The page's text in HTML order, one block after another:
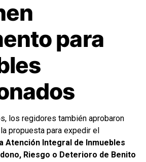
para
los regidores también aprobaron
propuesta para expedir el
Atención Integral de Inmuebles
Riesgo o Deterioro de Benito